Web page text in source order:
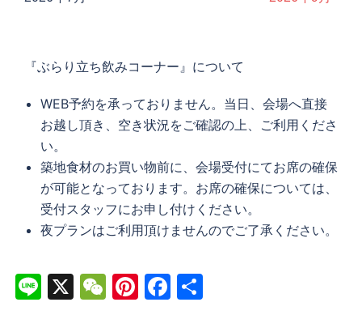
『ぶらり立ち飲みコーナー』について
WEB予約を承っておりません。当日、会場へ直接
お越し頂き、空き状況をご確認の上、ご利用くださ
い。
築地食材のお買い物前に、会場受付にてお席の確保
が可能となっております。お席の確保については、
受付スタッフにお申し付けください。
夜プランはご利用頂けませんのでご了承ください。
Line
X WeChat
Pinterest
Facebook